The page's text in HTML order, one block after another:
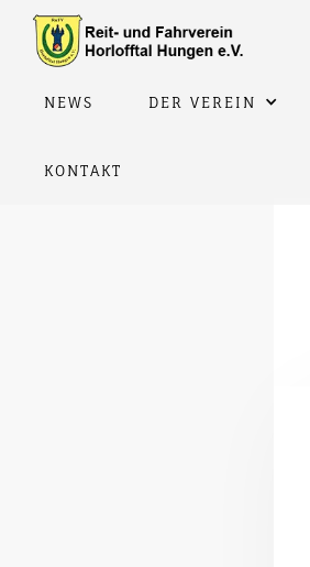
NEWS DER VEREIN
KONTAKT